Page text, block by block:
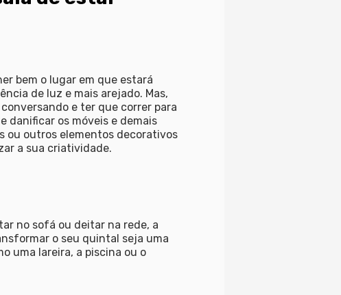
bem o lugar em que estará
de luz e mais arejado. Mas,
e ter que correr para
danificar os móveis e demais
ou outros elementos decorativos
a sua criatividade.
no sofá ou deitar na rede, a
o seu quintal seja uma
uma lareira, a piscina ou o